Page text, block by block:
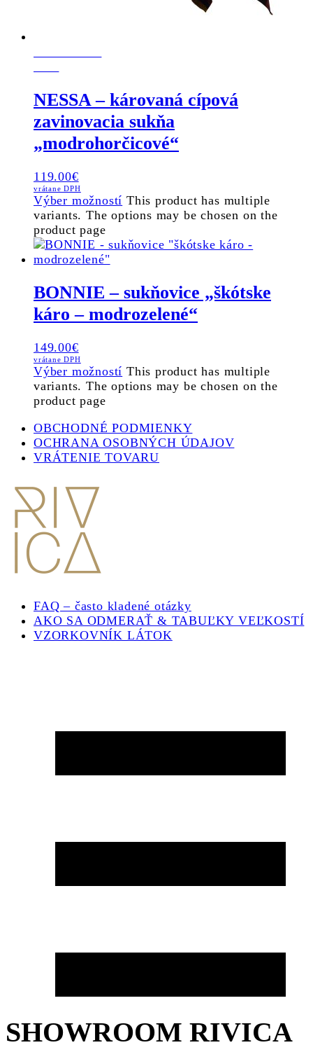
NESSA – károvaná cípová
zavinovacia sukňa
„modrohorčicové“
119.00€
vrátane DPH
Výber možností This product has multiple
variants. The options may be chosen on the
product page
BONNIE – sukňovice „škótske
káro – modrozelené“
149.00€
vrátane DPH
Výber možností This product has multiple
variants. The options may be chosen on the
product page
OBCHODNÉ PODMIENKY
OCHRANA OSOBNÝCH ÚDAJOV
VRÁTENIE TOVARU
FAQ – často kladené otázky
AKO SA ODMERAŤ & TABUĽKY VEĽKOSTÍ
VZORKOVNÍK LÁTOK
SHOWROOM RIVICA